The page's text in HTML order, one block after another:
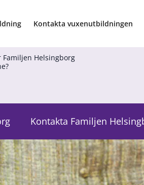
Kontakta vuxenutbildningen
Familjen Helsingborg
Kontakta Familjen